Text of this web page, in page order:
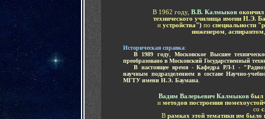
В 1962 году, В.В. Калмыков
технического училища имени Н.Э.
и устройства")по специальности "
инженером
аспирантом
Историческая справка:
В 1989 году,Московское Высшее
преобразовано в Московский Государственный
В настоящее время - КафедраРЛ-1 -
научным подразделением в составе Научно-
МГТУ имени Н.Э. Баумана
Вадим Валерьевич Калмыков был
и методов построения
со
Врамках этой тематики им было